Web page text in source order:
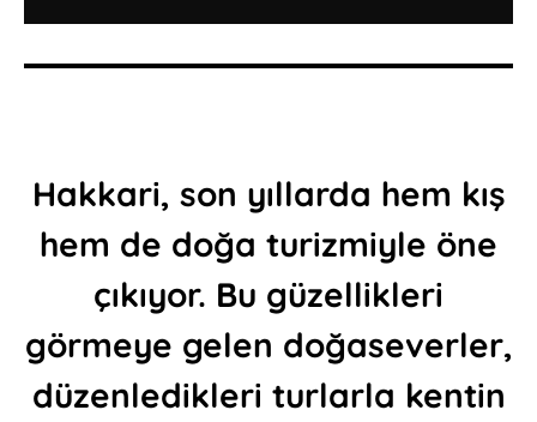
Hakkari, son yıllarda hem kış
hem de doğa turizmiyle öne
çıkıyor. Bu güzellikleri
görmeye gelen doğaseverler,
düzenledikleri turlarla kentin